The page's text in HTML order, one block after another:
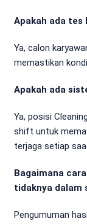
Apakah ada tes
Ya, calon
memastikan
Apakah ada
Ya, posisi
shift untuk
terjaga setiap
Bagaimana
tidaknya dalam
Pengumuman